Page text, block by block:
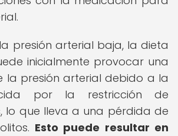
presión arterial baja, la dieta
inicialmente provocar una
la presión arterial debido a la
por la restricción de
lo que lleva a una pérdida de
Esto puede resultar en